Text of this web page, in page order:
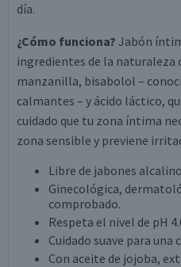
día.
¿Cómo funciona? Jabón
ingredientes de la naturaleza
manzanilla, bisabolol –
calmantes – y ácido láctico,
cuidado que tu zona íntima
zona sensible y previene
Libre de jabones
Ginecológica,
comprobado.
Respeta el nivel de pH
Cuidado suave para una
Con aceite de jojoba,